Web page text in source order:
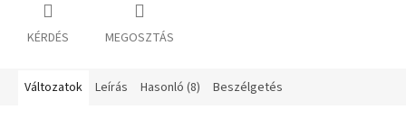
KÉRDÉS MEGOSZTÁS
Változatok Leírás Hasonló (8) Beszélgetés